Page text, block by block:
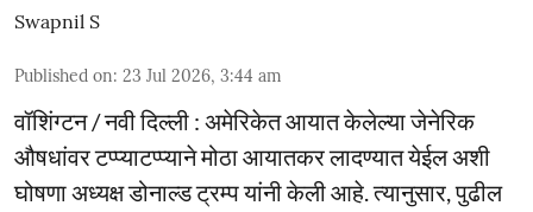
Swapnil S
Published on: 23 Jul 2026, 3:44 am
वॉशिंग्टन / नवी दिल्ली : अमेरिकेत आयात केलेल्या जेनेरिक
औषधांवर टप्प्याटप्प्याने मोठा आयातकर लादण्यात येईल अशी
घोषणा अध्यक्ष डोनाल्ड ट्रम्प यांनी केली आहे. त्यानुसार, पुढील